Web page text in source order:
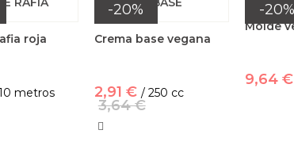
roja
metros
-20%
Crema base vegana
2,91 € / 250 cc
3,64 €
-20%
Molde
9,64 €